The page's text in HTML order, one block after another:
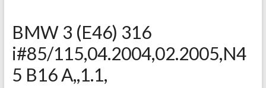
BMW 3 (E46) 316
i#85/115,04.2004,02.2005,N4
5 B16 A,,1.1,